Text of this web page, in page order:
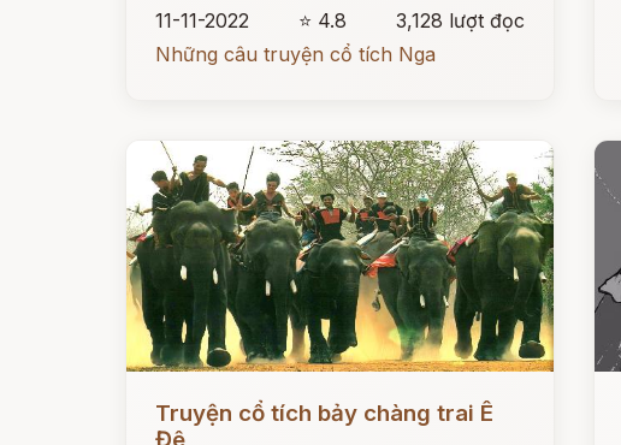
11-11-2022
⭐ 4.8
3,128 lượt đọc
Những câu truyện cổ tích Nga
Truyện cổ tích bảy chàng trai Ê